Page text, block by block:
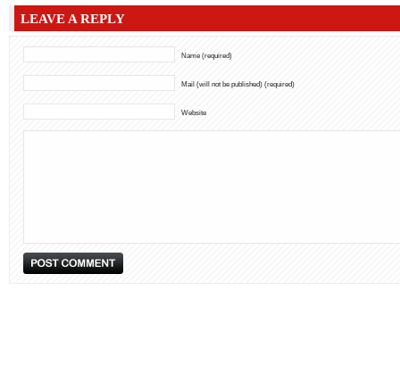
LEAVE A REPLY
Name (required)
Mail (will not be published) (required)
Website